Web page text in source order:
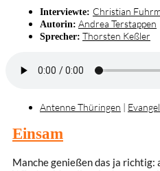
Interviewte: Christian
Autorin: Andrea Terstappen
Sprecher: Thorsten Keßler
Antenne Thüringen |
Einsam
Manche genießen das ja richtig: